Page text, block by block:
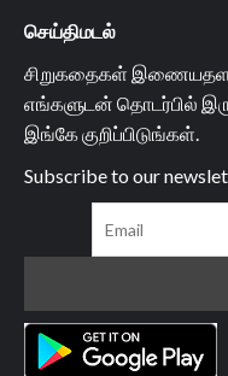
செய்திமடல்
சிறுகதைகள் இணையதள
எங்களுடன் தொடர்பில்
இங்கே குறிப்பிடுங்கள்.
Subscribe to our